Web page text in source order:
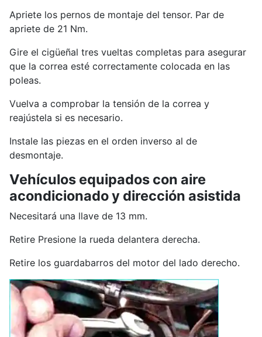
Apriete los pernos de montaje del tensor. Par de
apriete de 21 Nm.
Gire el cigüeñal tres vueltas completas para asegurar
que la correa esté correctamente colocada en las
poleas.
Vuelva a comprobar la tensión de la correa y
reajústela si es necesario.
Instale las piezas en el orden inverso al de
desmontaje.
Vehículos equipados con aire
acondicionado y dirección asistida
Necesitará una llave de 13 mm.
Retire Presione la rueda delantera derecha.
Retire los guardabarros del motor del lado derecho.